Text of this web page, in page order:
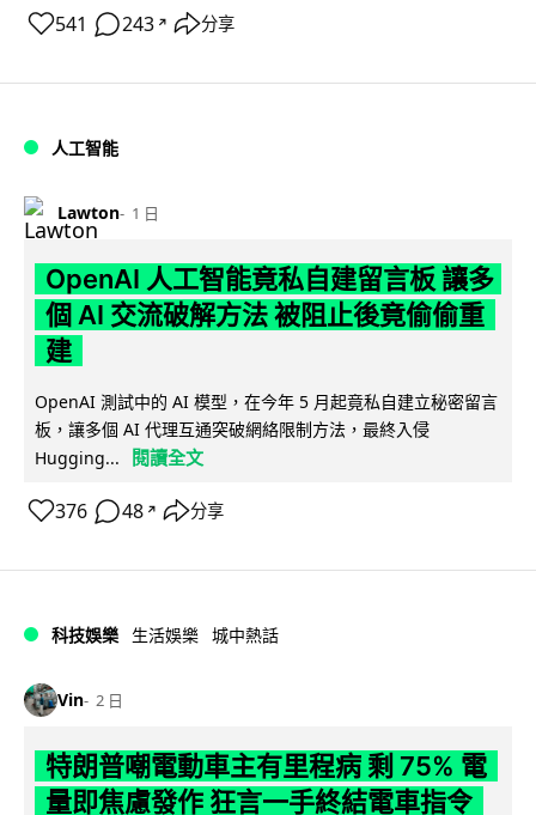
541 243 ↗ 分享
人工智能
Lawton 1 日
OpenAI 人工智能竟私自建留言板 讓多
個 AI 交流破解方法 被阻止後竟偷偷重
建
OpenAI 測試中的 AI 模型，在今年 5 月起竟私自建立秘密留言
板，讓多個 AI 代理互通突破網絡限制方法，最終入侵
Hugging...
閱讀全文
376 48 ↗ 分享
科技娛樂 生活娛樂 城中熱話
Vin 2 日
特朗普嘲電動車主有里程病 剩 75% 電
量即焦慮發作 狂言一手終結電車指令